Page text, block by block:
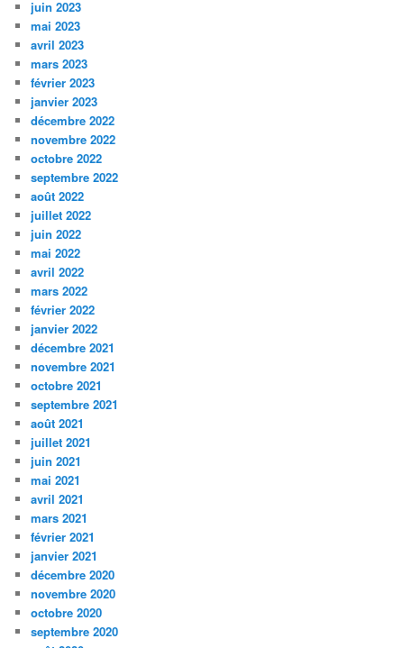
juin 2023
mai 2023
avril 2023
mars 2023
février 2023
janvier 2023
décembre 2022
novembre 2022
octobre 2022
septembre 2022
août 2022
juillet 2022
juin 2022
mai 2022
avril 2022
mars 2022
février 2022
janvier 2022
décembre 2021
novembre 2021
octobre 2021
septembre 2021
août 2021
juillet 2021
juin 2021
mai 2021
avril 2021
mars 2021
février 2021
janvier 2021
décembre 2020
novembre 2020
octobre 2020
septembre 2020